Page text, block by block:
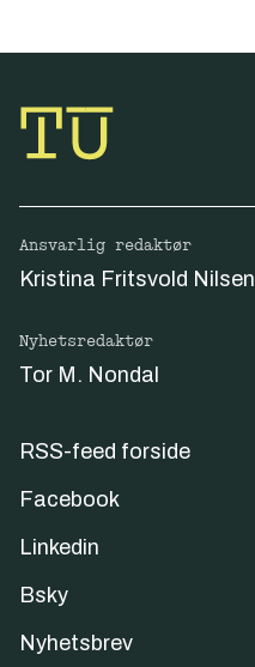
Ansvarlig redaktør
Kristina Fritsvold Nilsen
Nyhetsredaktør
Tor M. Nondal
RSS-feed forside
Facebook
Linkedin
Bsky
Nyhetsbrev